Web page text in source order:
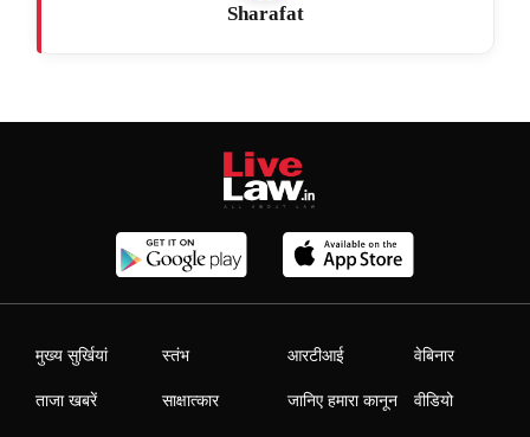
Sharafat
मुख्य सुर्खियां
ताजा खबरें
स्तंभ
साक्षात्कार
आरटीआई
जानिए हमारा कानून
वेबिनार
वीडियो